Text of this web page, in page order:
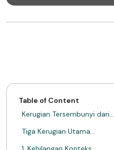
Table of Content
Kerugian Tersembunyi dari…
Tiga Kerugian Utama…